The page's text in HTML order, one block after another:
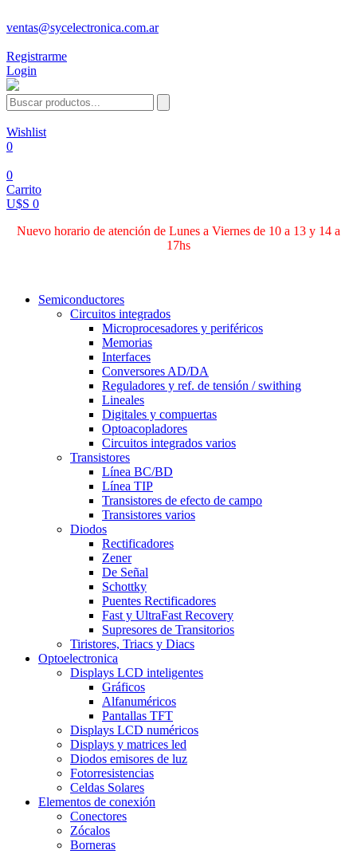
ventas@sycelectronica.com.ar
Registrarme
Login
Wishlist
0
0
Carrito
U$S 0
Nuevo horario de atención de Lunes a Viernes de 10 a 13 y 14 a
17hs
Semiconductores
Circuitos integrados
Microprocesadores y periféricos
Memorias
Interfaces
Conversores AD/DA
Reguladores y ref. de tensión / swithing
Lineales
Digitales y compuertas
Optoacopladores
Circuitos integrados varios
Transistores
Línea BC/BD
Línea TIP
Transistores de efecto de campo
Transistores varios
Diodos
Rectificadores
Zener
De Señal
Schottky
Puentes Rectificadores
Fast y UltraFast Recovery
Supresores de Transitorios
Tiristores, Triacs y Diacs
Optoelectronica
Displays LCD inteligentes
Gráficos
Alfanuméricos
Pantallas TFT
Displays LCD numéricos
Displays y matrices led
Diodos emisores de luz
Fotorresistencias
Celdas Solares
Elementos de conexión
Conectores
Zócalos
Borneras